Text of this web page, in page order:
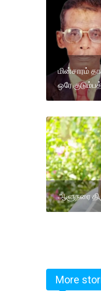
மின்சாரம்
ஒரே
ஆளுநரை
More